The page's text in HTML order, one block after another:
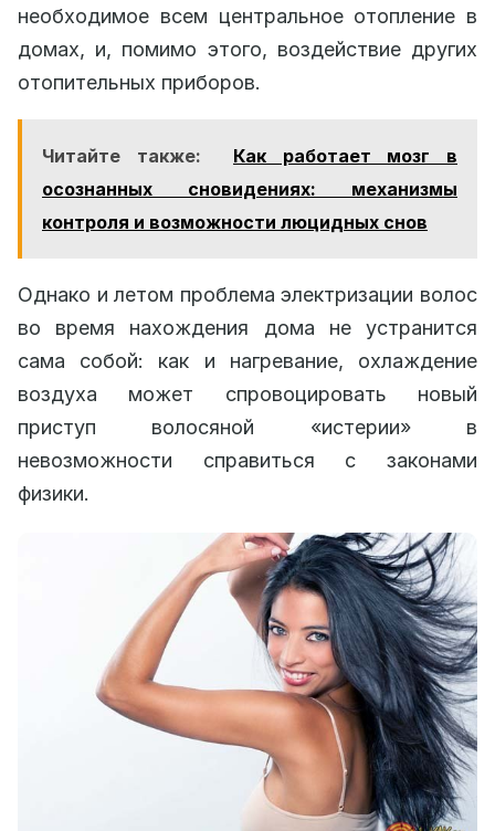
необходимое всем центральное отопление в
домах, и, помимо этого, воздействие других
отопительных приборов.
Читайте также:
Как работает мозг в
осознанных сновидениях: механизмы
контроля и возможности люцидных снов
Однако и летом проблема электризации волос
во время нахождения дома не устранится
сама собой: как и нагревание, охлаждение
воздуха может спровоцировать новый
приступ волосяной «истерии» в
невозможности справиться с законами
физики.